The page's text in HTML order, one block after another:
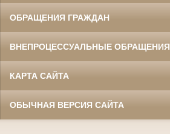
ОБРАЩЕНИЯ ГРАЖДАН
ВНЕПРОЦЕССУАЛЬНЫЕ ОБРАЩЕНИЯ
КАРТА САЙТА
ОБЫЧНАЯ ВЕРСИЯ САЙТА